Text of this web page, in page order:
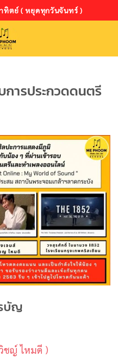
าทิตย์ ( หยุดทุกวันจันทร์ )
การประกวดดนตรี
บัญ
ชญ์ ไหมดี )